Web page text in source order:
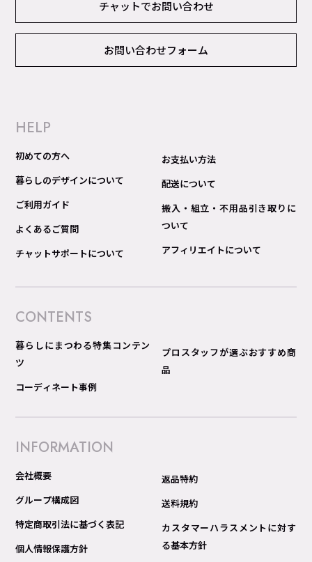
チャットでお問い合わせ
お問い合わせフォーム
HELP
初めての方へ
暮らしのデザインについて
ご利用ガイド
よくあるご質問
チャットサポートについて
お支払い方法
配送について
搬入・組立・不用品引き取りに
ついて
アフィリエイトについて
CONTENTS
暮らしにまつわる特集コンテン
ツ
コーディネート事例
プロスタッフが選ぶおすすめ商
品
INFORMATION
会社概要
グループ構成図
特定商取引法に基づく表記
個人情報保護方針
返品特約
送料規約
カスタマーハラスメントに対す
る基本方針